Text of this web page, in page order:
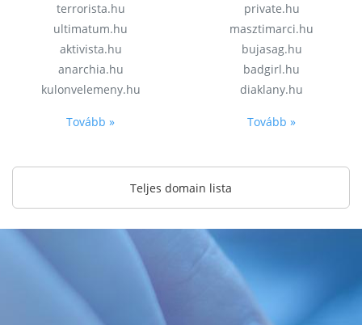
terrorista.hu
ultimatum.hu
aktivista.hu
anarchia.hu
kulonvelemeny.hu
Tovább »
private.hu
masztimarci.hu
bujasag.hu
badgirl.hu
diaklany.hu
Tovább »
Teljes domain lista